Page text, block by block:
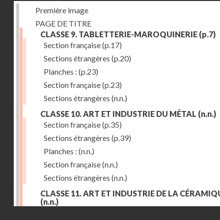
Première image
PAGE DE TITRE
CLASSE 9. TABLETTERIE-MAROQUINERIE (p.7)
Section française(p.17)
Sections étrangères (p.20)
Planches : (p.23)
Section française(p.23)
Sections étrangères (n.n.)
CLASSE 10. ART ET INDUSTRIE DU MÉTAL (n.n.)
Section française(p.35)
Sections étrangères (p.39)
Planches : (n.n.)
Section française(n.n.)
Sections étrangères (n.n.)
CLASSE 11. ART ET INDUSTRIE DE LA
(n.n.)